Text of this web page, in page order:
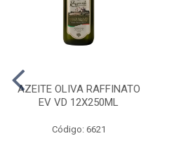
AZEITE OLIVA RAFFINATO
EV VD 12X250ML
Código: 6621